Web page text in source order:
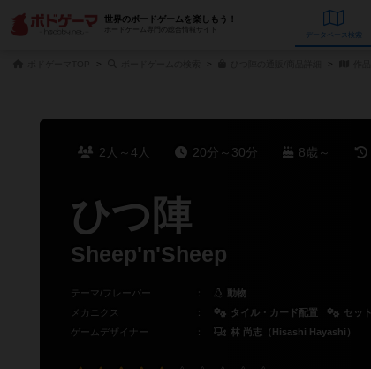
世界のボードゲームを楽しもう！
ボードゲーム専門の総合情報サイト
データベ
2人～4人 20分～30分 8歳～
ひつ陣
Sheep'n'Sheep
テーマ/フレーバー ：
動物
メカニクス
： タイル・カード配置
セッ
ゲームデザイナー
： 林 尚志（Hisashi Hayashi）